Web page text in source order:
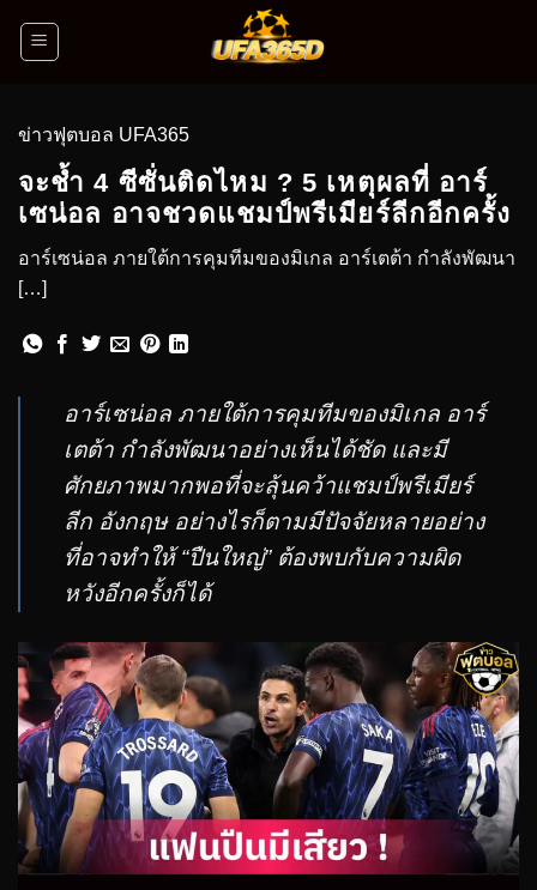
ข่าวฟุตบอล UFA365
จะช้ำ 4 ซีซั่นติดไหม ? 5 เหตุผลที่ อาร์
เซน่อล อาจชวดแชมป์พรีเมียร์ลีกอีกครั้ง
อาร์เซน่อล ภายใต้การคุมทีมของมิเกล อาร์เตต้า กำลังพัฒนา
[…]
อาร์เซน่อล ภายใต้การคุมทีมของมิเกล อาร์
เตต้า กำลังพัฒนาอย่างเห็นได้ชัด และมี
ศักยภาพมากพอที่จะลุ้นคว้าแชมป์พรีเมียร์
ลีก อังกฤษ อย่างไรก็ตามมีปัจจัยหลายอย่าง
ที่อาจทำให้ “ปืนใหญ่” ต้องพบกับความผิด
หวังอีกครั้งก็ได้